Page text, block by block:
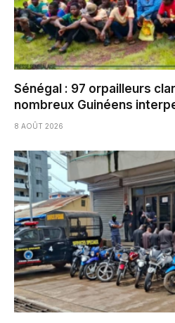
Sénégal : 97 orpailleurs
nombreux Guinéens
8 AOÛT 2026